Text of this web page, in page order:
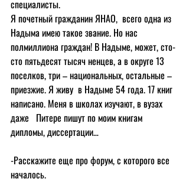
специалисты.
Я почетный гражданин ЯНАО,  всего одна из
Надыма имею такое звание. Но нас
полмиллиона граждан! В Надыме, может, сто-
сто пятьдесят тысяч ненцев, а в округе 13
поселков, три – национальных, остальные –
приезжие. Я живу  в Надыме 54 года. 17 книг
написано. Меня в школах изучают, в вузах
даже   Питере пишут по моим книгам
дипломы, диссертации…
-Расскажите еще про форум, с которого все
началось.